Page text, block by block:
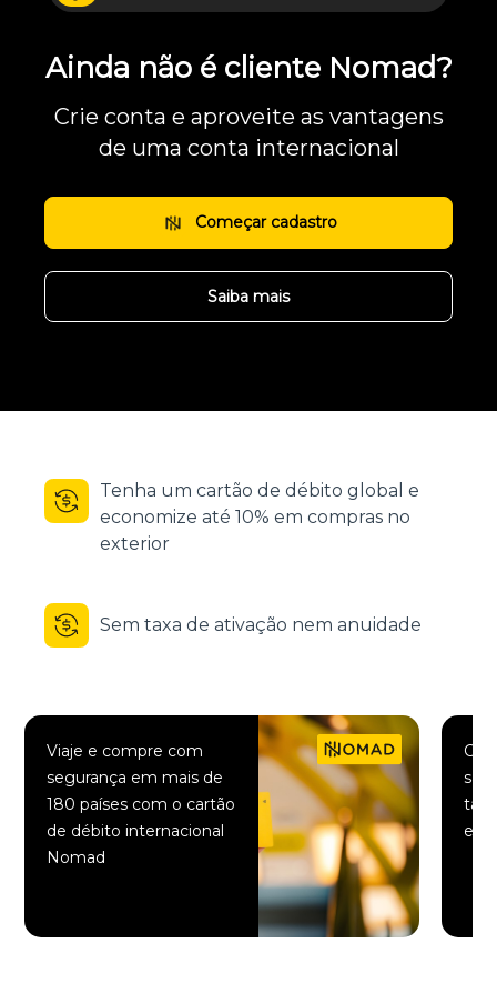
Ainda não é cliente Nomad?
Crie conta e aproveite as vantagens
de uma conta internacional
Começar cadastro
Saiba mais
Tenha um cartão de débito global e
economize até 10% em compras no
exterior
Sem taxa de ativação nem anuidade
Viaje e compre com
segurança em mais de
180 países com o cartão
de débito internacional
Nomad